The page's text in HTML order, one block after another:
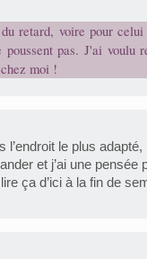
retard, voire pour
pas. J'ai voulu
moi !
l’endroit le plus
et j’ai une
ça d’ici à la fin de